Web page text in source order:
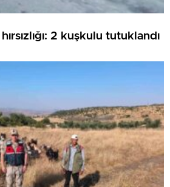
2 kuşkulu tutuklandı